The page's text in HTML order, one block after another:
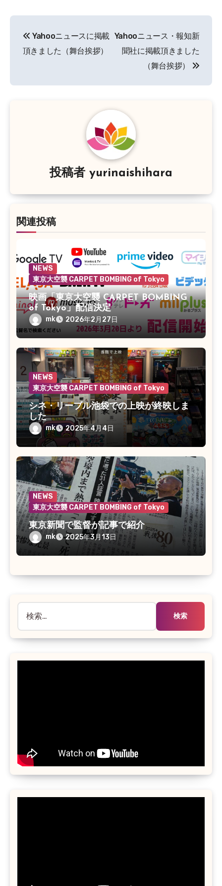
稿
ビ
Yahooニュースに掲載
頂きました（舞台挨拶）
Yahooニュース・報知新
聞社に掲載頂きました
（舞台挨拶）
投稿者 yurinaishihara
関連投稿
NEWS
東京大空襲 CARPET BOMBING of Tokyo
映画「東京大空襲 CARPET BOMBING
of Tokyo」配信決定
mk 2026年2月27日
NEWS
東京大空襲 CARPET BOMBING of Tokyo
シネ・リーブル池袋での上映が終映しま
した
mk 2025年4月4日
NEWS
東京大空襲 CARPET BOMBING of Tokyo
東京新聞で監督が記事で紹介
mk 2025年3月13日